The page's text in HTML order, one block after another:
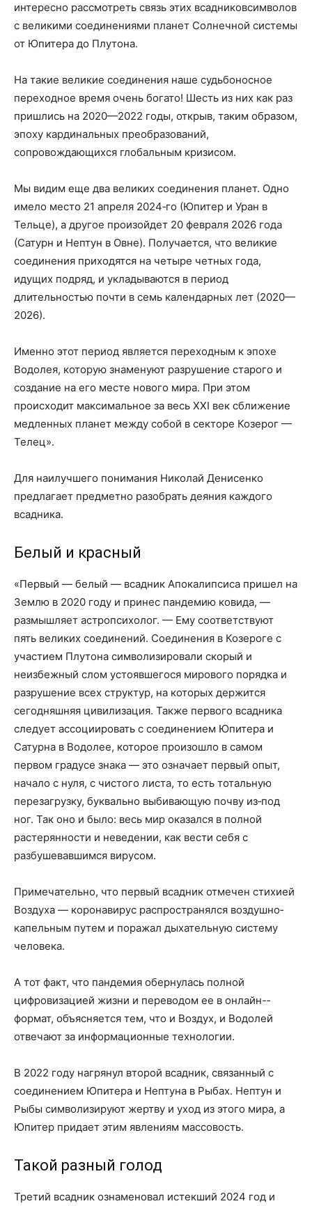
интересно рассмотреть связь этих всадников­символов
с великими соединениями планет Солнечной системы
от Юпитера до Плутона.
На такие великие соединения наше судьбоносное
переходное время очень богато! Шесть из них как раз
пришлись на 2020—2022 годы, открыв, таким образом,
эпоху кардинальных преобразований,
сопровождающихся глобальным кризисом.
Мы видим еще два великих соединения планет. Одно
имело место 21 апреля 2024‑го (Юпитер и Уран в
Тельце), а другое произойдет 20 февраля 2026 года
(Сатурн и Нептун в Овне). Получается, что великие
соединения приходятся на четыре четных года,
идущих подряд, и укладываются в период
длительностью почти в семь календарных лет (2020—
2026).
Именно этот период является переходным к эпохе
Водолея, которую знаменуют разрушение старого и
создание на его месте нового мира. При этом
происходит максимальное за весь XXI век сближение
медленных планет между собой в секторе Козерог —
Телец».
Для наилучшего понимания Николай Денисенко
предлагает предметно разобрать деяния каждого
всадника.
Белый и красный
«Первый — белый — всадник Апокалипсиса пришел на
Землю в 2020 году и принес пандемию ковида, —
размышляет астропсихолог. — Ему соответствуют
пять великих соединений. Соединения в Козероге с
участием Плутона символизировали скорый и
неизбежный слом устоявшегося мирового порядка и
разрушение всех структур, на которых держится
сегодняшняя цивилизация. Также первого всадника
следует ассоциировать с соединением Юпитера и
Сатурна в Водолее, которое произошло в самом
первом градусе знака — это означает первый опыт,
начало с нуля, с чистого листа, то есть тотальную
перезагрузку, буквально выбивающую почву из‑под
ног. Так оно и было: весь мир оказался в полной
растерянности и неведении, как вести себя с
разбушевавшимся вирусом.
Примечательно, что первый всадник отмечен стихией
Воздуха — коронавирус распространялся воздушно­
капельным путем и поражал дыхательную систему
человека.
А тот факт, что пандемия обернулась полной
цифровизацией жизни и переводом ее в онлайн-­
формат, объясняется тем, что и Воздух, и Водолей
отвечают за информационные технологии.
В 2022 году нагрянул второй всадник, связанный с
соединением Юпитера и Нептуна в Рыбах. Нептун и
Рыбы символизируют жертву и уход из этого мира, а
Юпитер придает этим явлениям массовость.
Такой разный голод
Третий всадник ознаменовал истекший 2024 год и